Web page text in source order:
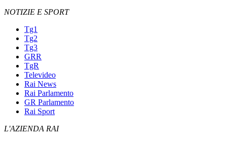
NOTIZIE E SPORT
Tg1
Tg2
Tg3
GRR
TgR
Televideo
Rai News
Rai Parlamento
GR Parlamento
Rai Sport
L'AZIENDA RAI